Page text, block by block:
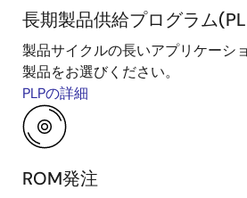
長期製品供給プログラム
製品サイクルの長いアプリケーシ
製品をお選びください。
PLPの詳細
ROM発注